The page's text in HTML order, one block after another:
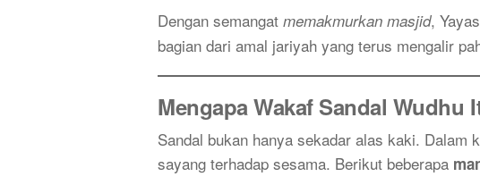
Dengan semangat memakmurkan masjid,
bagian dari amal jariyah yang terus mengalir
Mengapa Wakaf Sandal Wudhu
Sandal bukan hanya sekadar alas kaki. Dalam
sayang terhadap sesama. Berikut beberapa